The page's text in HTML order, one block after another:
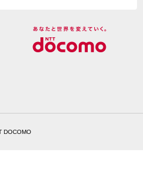
DOCOMO